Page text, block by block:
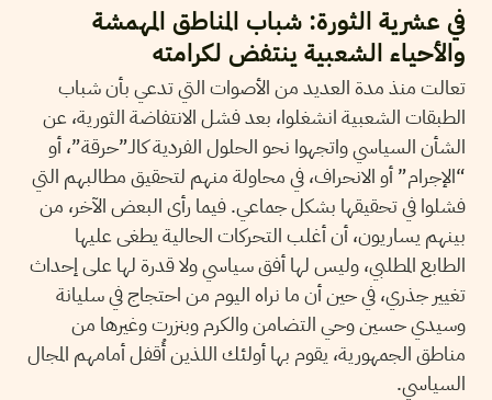
في عشرية الثورة: شباب المناطق المهمشة
والأحياء الشعبية ينتفض لكرامته
تعالت منذ مدة العديد من الأصوات التي تدعي بأن شباب
الطبقات الشعبية انشغلوا، بعد فشل الانتفاضة الثورية، عن
الشأن السياسي واتجهوا نحو الحلول الفردية كالـ”حرقة”، أو
“الإجرام” أو الانحراف، في محاولة منهم لتحقيق مطالبهم التي
فشلوا في تحقيقها بشكل جماعي. فيما رأى البعض الآخر، من
بينهم يساريون، أن أغلب التحركات الحالية يطغى عليها
الطابع المطلبي، وليس لها أفق سياسي ولا قدرة لها على إحداث
تغيير جذري، في حين أن ما نراه اليوم من احتجاج في سليانة
وسيدي حسين وحي التضامن والكرم وبنزرت وغيرها من
مناطق الجمهورية، يقوم بها أولئك اللذين أُقفل أمامهم المجال
السياسي.